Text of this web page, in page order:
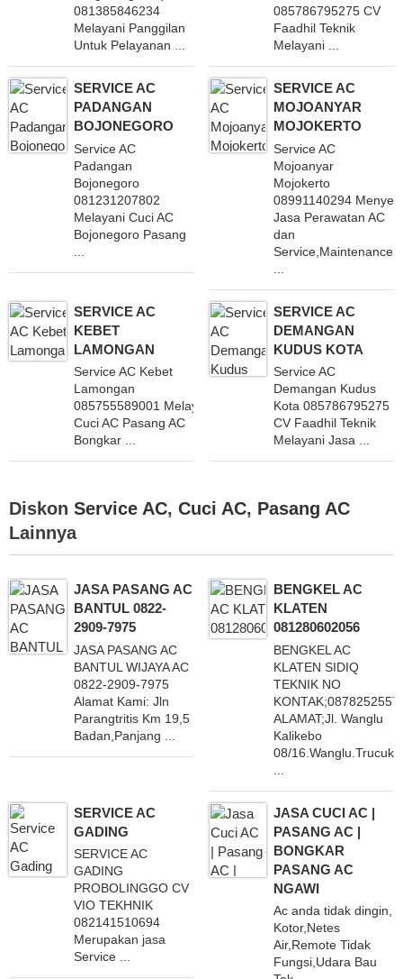
081385846234
Melayani Panggilan
Untuk Pelayanan ...
085786795275 CV
Faadhil Teknik
Melayani ...
SERVICE AC
PADANGAN
BOJONEGORO
Service AC
Padangan
Bojonegoro
081231207802
Melayani Cuci AC
Bojonegoro Pasang
SERVICE AC
MOJOANYAR
MOJOKERTO
Service AC
Mojoanyar
Mojokerto
08991140294
Jasa Perawatan AC
dan
Service,Maintenance
SERVICE AC
KEBET
LAMONGAN
Service AC Kebet
Lamongan
085755589001 Melayani
Cuci AC Pasang AC
Bongkar ...
SERVICE AC
DEMANGAN
KUDUS KOTA
Service AC
Demangan Kudus
Kota 085786795275
CV Faadhil Teknik
Melayani Jasa ...
Diskon Service AC, Cuci AC, Pasang AC
Lainnya
JASA PASANG AC
BANTUL 0822-
2909-7975
JASA PASANG AC
BANTUL WIJAYA AC
0822-2909-7975
Alamat Kami: Jln
Parangtritis Km 19,5
Badan,Panjang ...
BENGKEL AC
KLATEN
081280602056
BENGKEL AC
KLATEN SIDIQ
TEKNIK NO
ALAMAT;Jl. Wanglu
Kalikebo
08/
SERVICE AC
GADING
SERVICE AC
GADING
PROBOLINGGO CV
VIO TEKHNIK
082141510694
Merupakan jasa
Service ...
JASA CUCI AC |
PASANG AC |
BONGKAR
PASANG AC
NGAWI
Ac anda tidak dingin,
Kotor,Netes
Air,Remote Tidak
Fungsi,Udara Bau